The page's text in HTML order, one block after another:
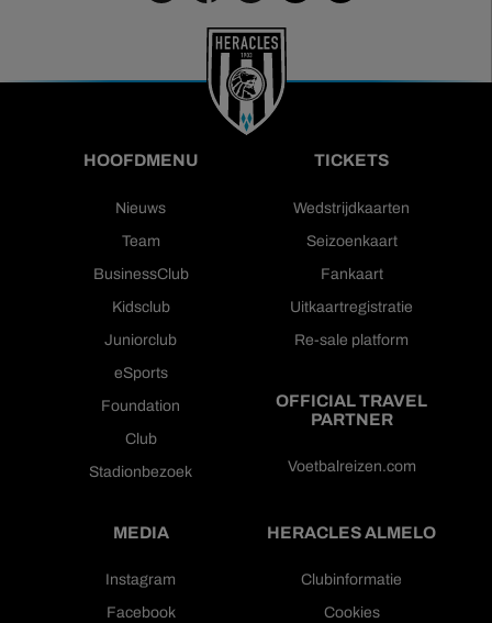
HOOFDMENU
Nieuws
Team
BusinessClub
Kidsclub
Juniorclub
eSports
Foundation
Club
Stadionbezoek
TICKETS
Wedstrijdkaarten
Seizoenkaart
Fankaart
Uitkaartregistratie
Re-sale platform
OFFICIAL TRAVEL
PARTNER
Voetbalreizen.com
MEDIA
Instagram
Facebook
HERACLES ALMELO
Clubinformatie
Cookies